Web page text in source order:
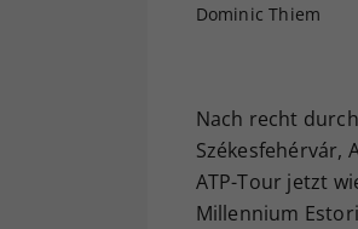
Dominic Thiem
Nach recht
Székesfehérvár,
ATP-Tour jetzt
Millennium